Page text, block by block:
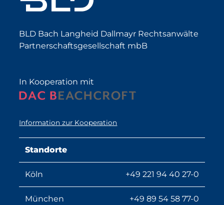
BLD Bach Langheid Dallmayr Rechtsanwälte
Partnerschaftsgesellschaft mbB
In Kooperation mit
Information zur Kooperation
Standorte
Köln +49 221 94 40 27-0
München +49 89 54 58 77-0